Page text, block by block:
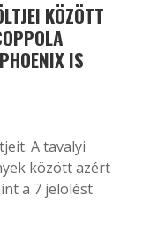
KÖZÖTT
IS
A tavalyi
között azért
a 7 jelölést